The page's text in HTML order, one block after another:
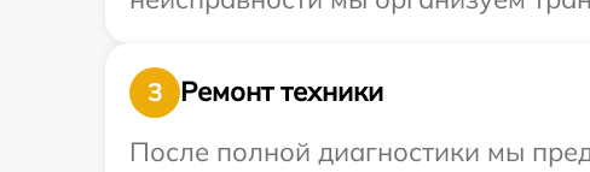
3
Ремонт техники
После полной диагностики мы